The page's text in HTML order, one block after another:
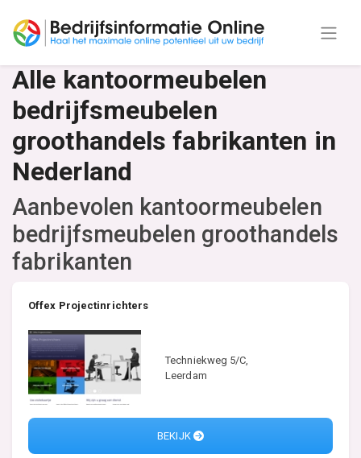
Alle kantoormeubelen
bedrijfsmeubelen
groothandels fabrikanten in
Nederland
Aanbevolen kantoormeubelen
bedrijfsmeubelen groothandels
fabrikanten
Offex Projectinrichters
Techniekweg 5/C,
Leerdam
BEKIJK